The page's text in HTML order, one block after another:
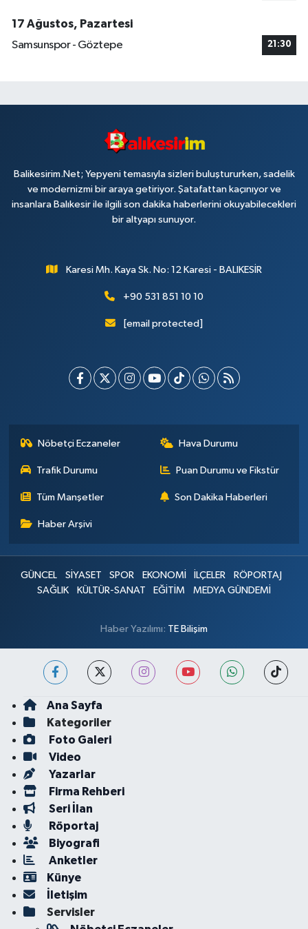
17 Ağustos, Pazartesi
Samsunspor - Göztepe
21:30
Balikesirim.Net; Yepyeni temasıyla sizleri buluştururken, sadelik
ve modernizmi bir araya getiriyor. Şatafattan kaçınıyor ve
insanlara Balıkesir ile ilgili son dakika haberlerini okuyabilecekleri
bir altyapı sunuyor.
Karesi Mh. Kaya Sk. No: 12 Karesi - BALIKESİR
+90 531 851 10 10
[email protected]
Nöbetçi Eczaneler Hava Durumu
Trafik Durumu Puan Durumu ve Fikstür
Tüm Manşetler Son Dakika Haberleri
Haber Arşivi
GÜNCEL SİYASET SPOR EKONOMİ İLÇELER
RÖPORTAJ
SAĞLIK
KÜLTÜR-SANAT EĞİTİM MEDYA GÜNDEMİ
Haber Yazılımı: TE Bilişim
Ana Sayfa
Kategoriler
Foto Galeri
Video
Yazarlar
Firma Rehberi
Seri İlan
Röportaj
Biyografi
Anketler
Künye
İletişim
Servisler